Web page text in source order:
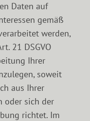
Daten auf
gemäß
werden,
21 DSGVO
Ihrer
soweit
aus Ihrer
oder sich der
richtet. Im